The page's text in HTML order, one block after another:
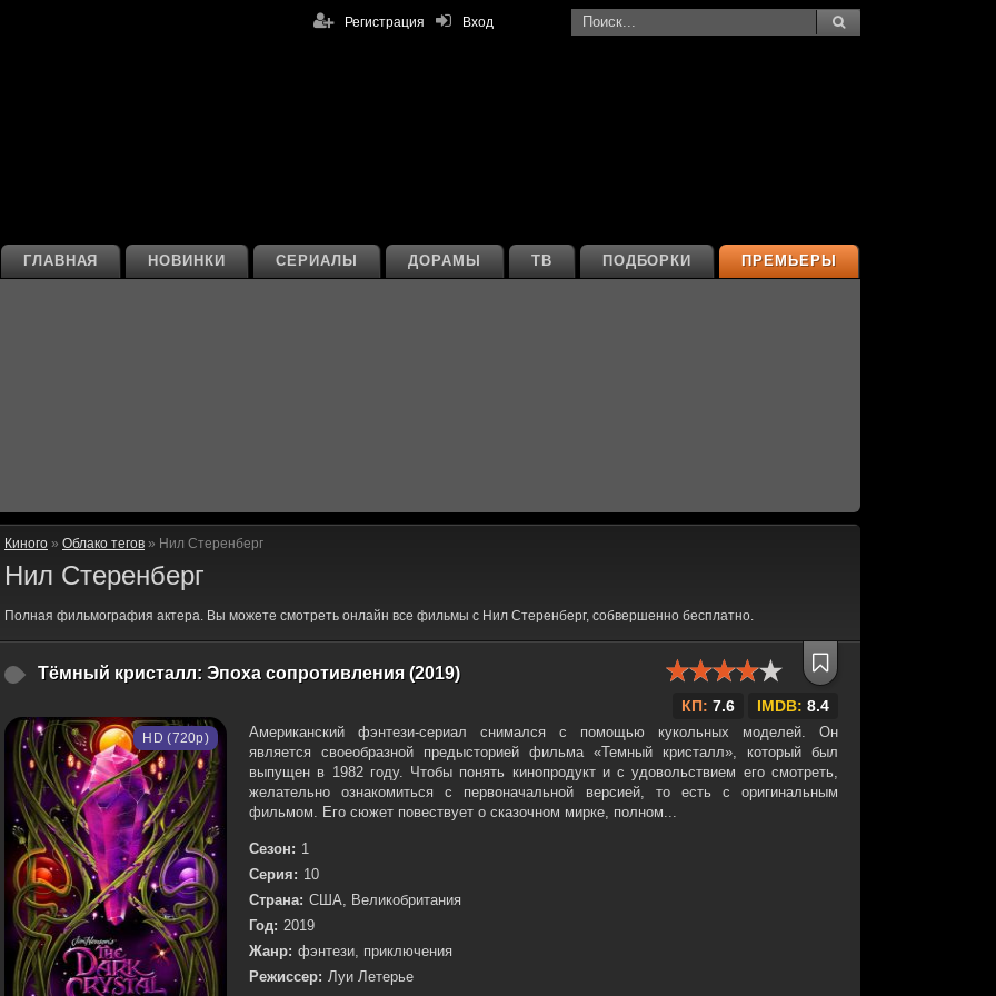
Вход
Регистрация
ПРЕМЬЕРЫ
ПОДБОРКИ
ТВ
ДОРАМЫ
СЕРИАЛЫ
НОВИНКИ
ГЛАВНАЯ
Киного » Облако тегов » Нил Стеренберг
Нил Стеренберг
Полная фильмография актера. Вы можете смотреть онлайн все фильмы с Нил Стеренберг, собвершенно бесплатно.
Тёмный кристалл: Эпоха сопротивления (2019)
КП: 7.6 IMDB: 8.4
HD (720p)
Американский фэнтези-сериал снимался с помощью кукольных моделей. Он
является своеобразной предысторией фильма «Темный кристалл», который был
выпущен в 1982 году. Чтобы понять кинопродукт и с удовольствием его смотреть,
желательно ознакомиться с первоначальной версией, то есть с оригинальным
фильмом. Его сюжет повествует о сказочном мирке, полном...
Сезон: 1
Серия: 10
Страна: США, Великобритания
Год: 2019
Жанр: фэнтези, приключения
Режиссер: Луи Летерье